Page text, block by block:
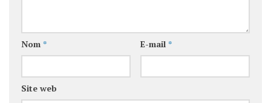
Nom * E-mail *
Site web